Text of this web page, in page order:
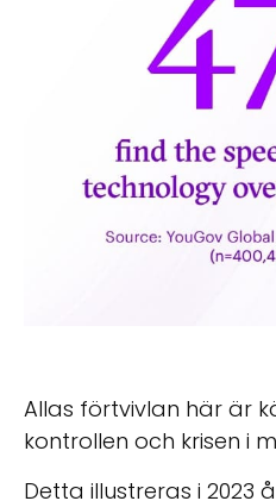
Allas förtvivlan här är
kontrollen och krisen i
Detta illustreras i 2023